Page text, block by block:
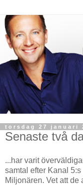
torsdag 27 januari
Senaste två
...har varit
samtal efter Kanal
Miljonären. Vet att de